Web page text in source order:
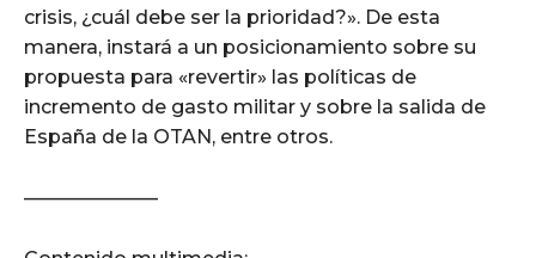
crisis, ¿cuál debe ser la prioridad?». De esta
manera, instará a un posicionamiento sobre su
propuesta para «revertir» las políticas de
incremento de gasto militar y sobre la salida de
España de la OTAN, entre otros.
———————